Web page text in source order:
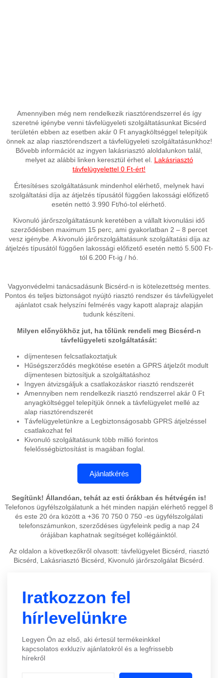
Amennyiben még nem rendelkezik riasztórendszerrel és így
szeretné igénybe venni távfelügyeleti szolgáltatásunkat Bicsérd
területén ebben az esetben akár 0 Ft anyagköltséggel telepítjük
önnek az alap riasztórendszert a távfelügyeleti szolgáltatásunkhoz!
Bővebb információt az ingyen lakásriasztó aloldalunkon talál,
melyet az alábbi linken keresztül érhet el. Lakásriasztó
távfelügyelettel 0 Ft-ért!
Értesítéses szolgáltatásunk mindenhol elérhető, melynek havi
szolgáltatási díja az átjelzés típusától függően lakossági előfizető
esetén nettó 3.990 Ft/hó-tol elérhető.
Kivonuló járőrszolgáltatásunk keretében a vállalt kivonulási idő
szerződésben maximum 15 perc, ami gyakorlatban 2 – 8 percet
vesz igénybe. A kivonuló járőrszolgáltatásunk szolgáltatási díja az
átjelzés típusától függően lakossági előfizető esetén nettó 5.500 Ft-
tól 6.200 Ft-ig / hó.
Vagyonvédelmi tanácsadásunk Bicsérd-n is kötelezettség mentes.
Pontos és teljes biztonságot nyújtó riasztó rendszer és távfelügyelet
ajánlatot csak helyszíni felmérés vagy kapott alaprajz alapján
tudunk készíteni.
Milyen előnyökhöz jut, ha tőlünk rendeli meg Bicsérd-n
távfelügyeleti szolgáltatását:
díjmentesen felcsatlakoztatjuk
Hűségszerződés megkötése esetén a GPRS átjelzőt modult
díjmentesen biztosítjuk a szolgáltatáshoz
Ingyen átvizsgáljuk a csatlakozáskor riasztó rendszerét
Amennyiben nem rendelkezik riasztó rendszerrel akár 0 Ft
anyagköltséggel telepítjük önnek a távfelügyelet mellé az
alap riasztórendszerét
Távfelügyeletünkre a Legbiztonságosabb GPRS átjelzéssel
csatlakozhat fel
Kivonuló szolgáltatásunk több millió forintos
felelősségbiztosítást is magában foglal.
Segítünk! Állandóan, tehát az esti órákban és hétvégén is!
Telefonos ügyfélszolgálatunk a hét minden napján elérhető reggel 8
és este 20 óra között a +36 70 750 0 750 -es ügyfélszolgálati
telefonszámunkon, szerződéses ügyfeleink pedig a nap 24
órájában kaphatnak segítséget kollégáinktól.
Az oldalon a következőkről olvasott: távfelügyelet Bicsérd, riasztó
Bicsérd, Lakásriasztó Bicsérd, Kivonuló járőrszolgálat Bicsérd.
Iratkozzon fel
hírlevelünkre
Legyen Ön az első, aki értesül termékeinkkel
kapcsolatos exkluzív ajánlatokról és a legfrissebb
hírekről